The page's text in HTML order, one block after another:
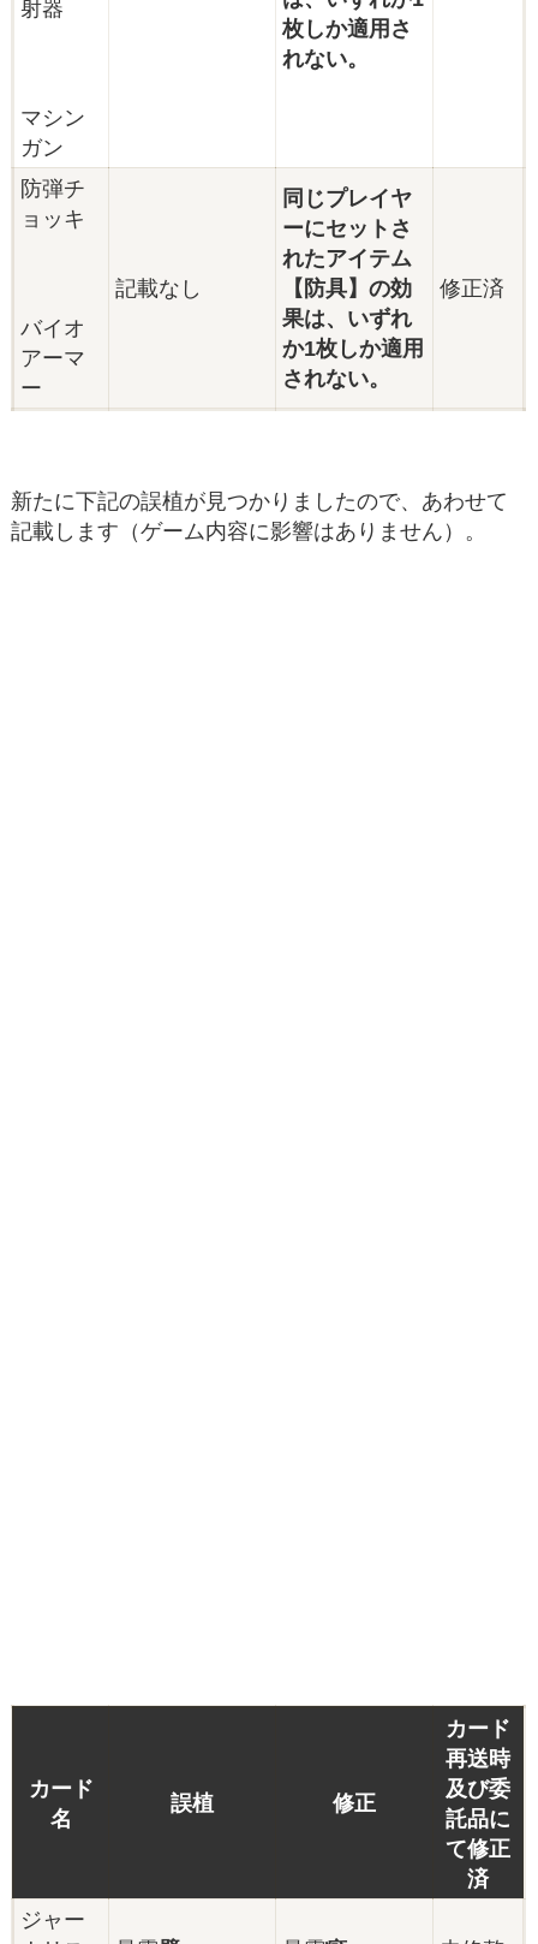
射器
マシン
ガン
枚しか適用さ
れない。
防弾チ
ョッキ
バイオ
アーマ
ー
記載なし
同じプレイヤ
ーにセットさ
れたアイテム
【防具】の効
果は、いずれ
か1枚しか適用
されない。
修正済
新たに下記の誤植が見つかりましたので、あわせて
記載します（ゲーム内容に影響はありません）。
カード
名
誤植 修正
カード
再送時
及び委
託品に
て修正
済
ジャー